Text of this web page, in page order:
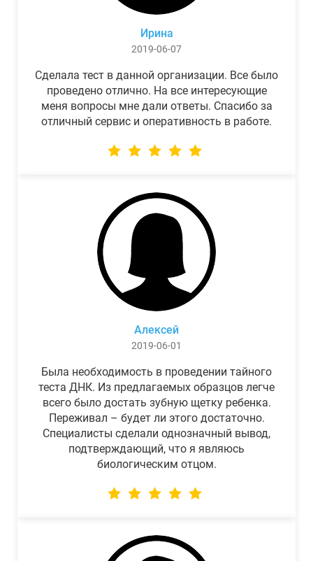
Ирина
2019-06-07
Сделала тест в данной организации. Все было
проведено отлично. На все интересующие
меня вопросы мне дали ответы. Спасибо за
отличный сервис и оперативность в работе.
Алексей
2019-06-01
Была необходимость в проведении тайного
теста ДНК. Из предлагаемых образцов легче
всего было достать зубную щетку ребенка.
Переживал – будет ли этого достаточно.
Специалисты сделали однозначный вывод,
подтверждающий, что я являюсь
биологическим отцом.